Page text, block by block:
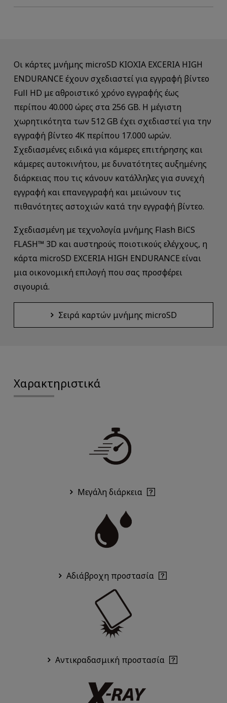
Οι κάρτες μνήμης microSD KIOXIA EXCERIA HIGH
ENDURANCE έχουν σχεδιαστεί για εγγραφή βίντεο
Full HD με αθροιστικό χρόνο εγγραφής έως
περίπου 40.000 ώρες στα 256 GB. Η μέγιστη
χωρητικότητα των 512 GB έχει σχεδιαστεί για την
εγγραφή βίντεο 4K περίπου 17.000 ωρών.
Σχεδιασμένες ειδικά για κάμερες επιτήρησης και
κάμερες αυτοκινήτου, με δυνατότητες αυξημένης
διάρκειας που τις κάνουν κατάλληλες για συνεχή
εγγραφή και επανεγγραφή και μειώνουν τις
πιθανότητες αστοχιών κατά την εγγραφή βίντεο.
Σχεδιασμένη με τεχνολογία μνήμης Flash BiCS
FLASH™ 3D και αυστηρούς ποιοτικούς ελέγχους, η
κάρτα microSD EXCERIA HIGH ENDURANCE είναι
μια οικονομική επιλογή που σας προσφέρει
σιγουριά.
Σειρά καρτών μνήμης microSD
Χαρακτηριστικά
Μεγάλη διάρκεια
Αδιάβροχη προστασία
Αντικραδασμική προστασία